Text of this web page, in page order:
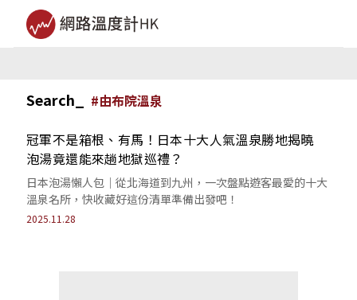
Search_ #由布院溫泉
冠軍不是箱根、有馬！日本十大人氣溫泉勝地揭曉
泡湯竟還能來趟地獄巡禮？
日本泡湯懶人包｜從北海道到九州，一次盤點遊客最愛的十大
溫泉名所，快收藏好這份清單準備出發吧！
2025.11.28